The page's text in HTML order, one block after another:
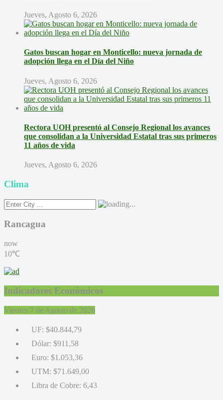
Jueves, Agosto 6, 2026
Gatos buscan hogar en Monticello: nueva jornada de
adopción llega en el Día del Niño
Jueves, Agosto 6, 2026
Rectora UOH presentó al Consejo Regional los avances
que consolidan a la Universidad Estatal tras sus primeros
11 años de vida
Jueves, Agosto 6, 2026
Clima
Rancagua
now
10℃
Indicadores Económicos
Viernes 7 de Agosto de 2026
UF: $40.844,79
Dólar: $911,58
Euro: $1.053,36
UTM: $71.649,00
Libra de Cobre: 6,43